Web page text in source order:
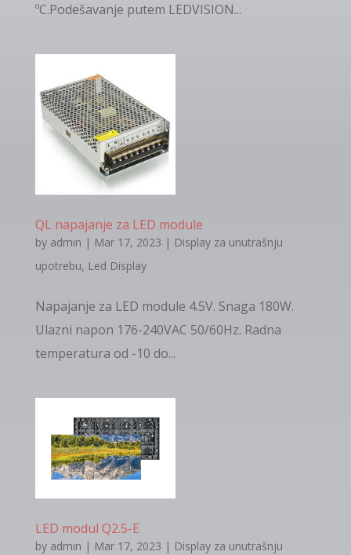
ºC.Podešavanje putem LEDVISION...
QL napajanje za LED module
by admin | Mar 17, 2023 | Display za unutrašnju
upotrebu, Led Display
Napajanje za LED module 4.5V. Snaga 180W.
Ulazni napon 176-240VAC 50/60Hz. Radna
temperatura od -10 do...
LED modul Q2.5-E
by admin | Mar 17, 2023 | Display za unutrašnju